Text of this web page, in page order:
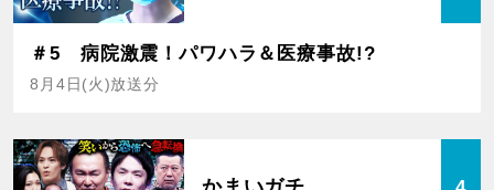
＃5 病院激震！パワハラ＆医療事故!?
8月4日(火)放送分